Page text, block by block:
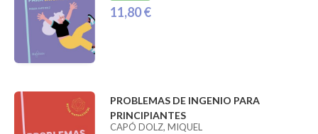
11,80 €
PROBLEMAS DE INGENIO PARA
PRINCIPIANTES
CAPÓ DOLZ, MIQUEL